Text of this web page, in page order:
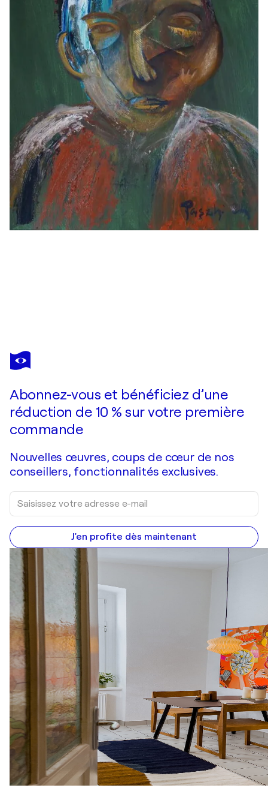
PIERRE PASZKOWSKI
Rostropovitch
Abonnez-vous et bénéficiez d’une
réduction de 10 % sur votre première
commande
Nouvelles œuvres, coups de cœur de nos
conseillers, fonctionnalités exclusives.
J'en profite dès maintenant